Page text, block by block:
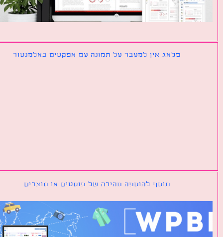
פלאג אין למעבר על תמונה עם אפקטים באלמנטור
תוסף להוספה מהירה של פוסטים או מוצרים